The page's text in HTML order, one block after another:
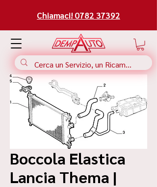
Chiamaci! 0782 37392
Boccola Elastica
Lancia Thema |